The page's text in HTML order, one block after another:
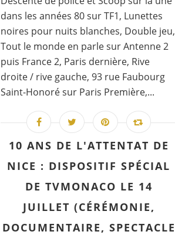
dans les années 80 sur TF1, Lunettes
noires pour nuits blanches, Double jeu,
Tout le monde en parle sur Antenne 2
puis France 2, Paris dernière, Rive
droite / rive gauche, 93 rue Faubourg
Saint-Honoré sur Paris Première,...
10 ANS DE L'ATTENTAT DE
NICE : DISPOSITIF SPÉCIAL
DE TVMONACO LE 14
JUILLET (CÉRÉMONIE,
DOCUMENTAIRE, SPECTACLE